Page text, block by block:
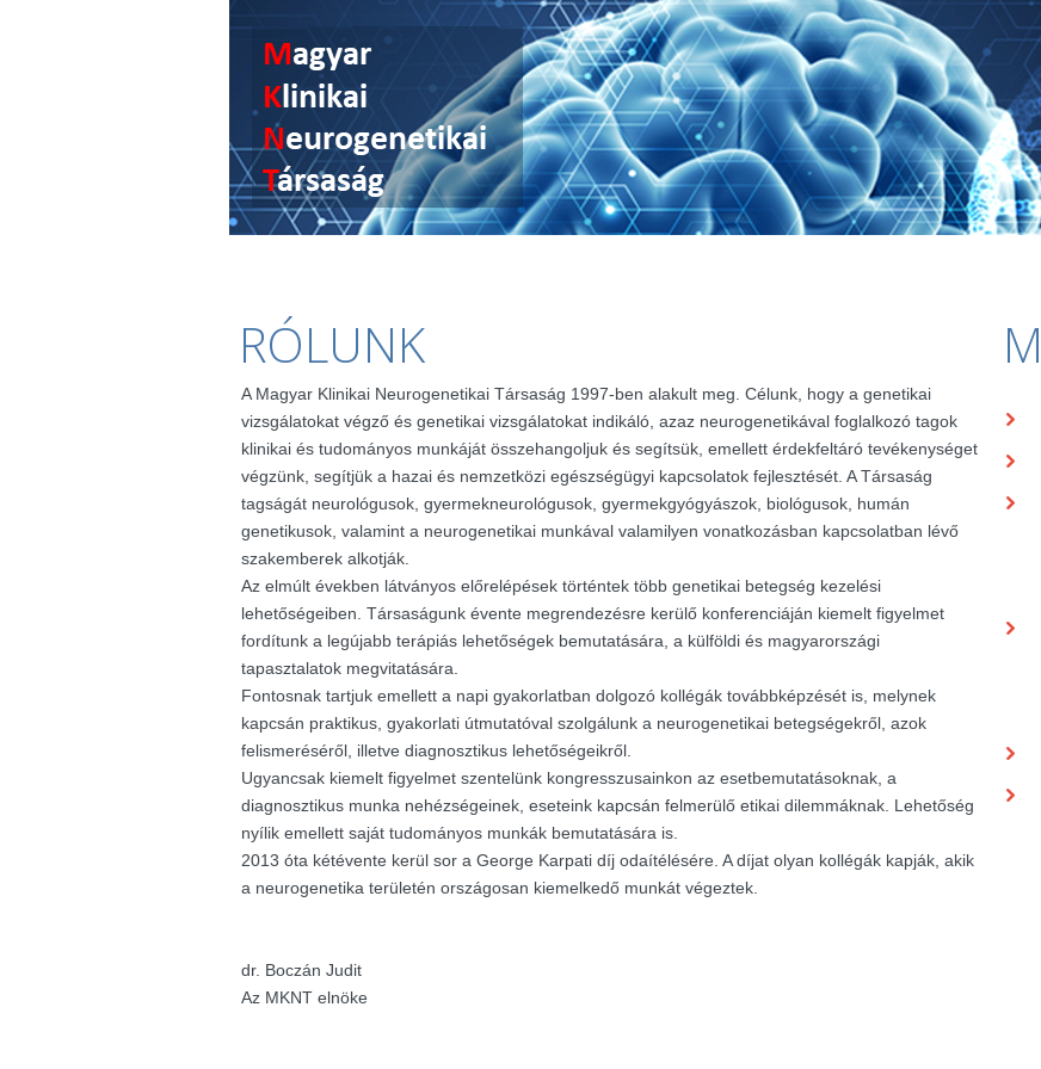
RÓLUNK
A Magyar Klinikai Neurogenetikai Társaság 1997-ben alakult meg. Célunk, hogy a genetikai
vizsgálatokat végző és genetikai vizsgálatokat indikáló, azaz neurogenetikával foglalkozó tagok
klinikai és tudományos munkáját összehangoljuk és segítsük, emellett érdekfeltáró tevékenységet
végzünk, segítjük a hazai és nemzetközi egészségügyi kapcsolatok fejlesztését. A Társaság
tagságát neurológusok, gyermekneurológusok, gyermekgyógyászok, biológusok, humán
genetikusok, valamint a neurogenetikai munkával valamilyen vonatkozásban kapcsolatban lévő
szakemberek alkotják.
Az elmúlt években látványos előrelépések történtek több genetikai betegség kezelési
lehetőségeiben. Társaságunk évente megrendezésre kerülő konferenciáján kiemelt figyelmet
fordítunk a legújabb terápiás lehetőségek bemutatására, a külföldi és magyarországi
tapasztalatok megvitatására.
Fontosnak tartjuk emellett a napi gyakorlatban dolgozó kollégák továbbképzését is, melynek
kapcsán praktikus, gyakorlati útmutatóval szolgálunk a neurogenetikai betegségekről, azok
felismeréséről, illetve diagnosztikus lehetőségeikről.
Ugyancsak kiemelt figyelmet szentelünk kongresszusainkon az esetbemutatásoknak, a
diagnosztikus munka nehézségeinek, eseteink kapcsán felmerülő etikai dilemmáknak. Lehetőség
nyílik emellett saját tudományos munkák bemutatására is.
2013 óta kétévente kerül sor a George Karpati díj odaítélésére. A díjat olyan kollégák kapják, akik
a neurogenetika területén országosan kiemelkedő munkát végeztek.
dr. Boczán Judit
Az MKNT elnöke
M